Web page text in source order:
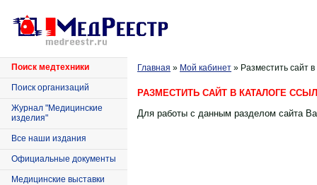
Поиск медтехники
Поиск организаций
Журнал "Медицинские
изделия"
Все наши издания
Официальные документы
Медицинские выставки
Главная » Мой кабинет » Разместить сайт в
РАЗМЕСТИТЬ САЙТ В КАТАЛОГЕ
Для работы с данным разделом сайта